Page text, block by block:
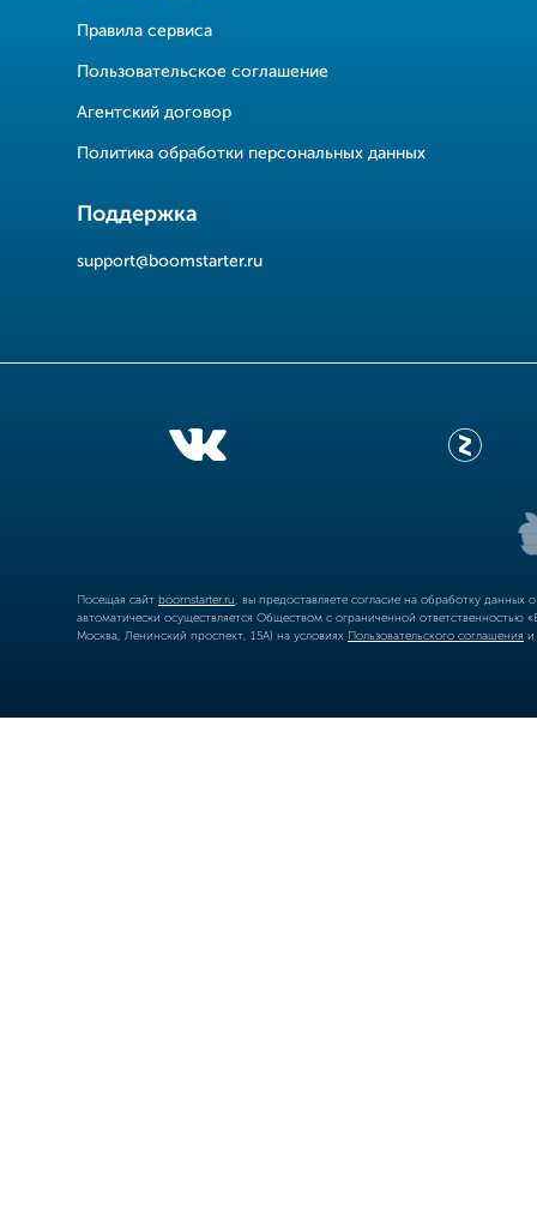
Правила сервиса
Пользовательское соглашение
Агентский договор
Политика обработки персональных данных
Поддержка
support@boomstarter.ru
Посещая сайт boomstarter.ru , вы предоставляете согласие на обработку
автоматически осуществляется Обществом с ограниченной
Москва, Ленинский проспект, 15А) на условиях Пользовательского соглашения и